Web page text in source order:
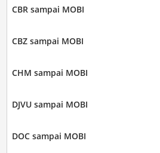
CBR sampai MOBI
CBZ sampai MOBI
CHM sampai MOBI
DJVU sampai MOBI
DOC sampai MOBI